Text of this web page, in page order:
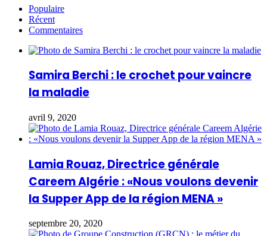
Populaire
Récent
Commentaires
Samira Berchi : le crochet pour vaincre
la maladie
avril 9, 2020
Lamia Rouaz, Directrice générale
Careem Algérie : «Nous voulons devenir
la Supper App de la région MENA »
septembre 20, 2020